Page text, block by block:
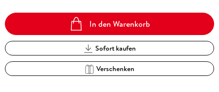
In den Warenkorb
Sofort kaufen
Verschenken